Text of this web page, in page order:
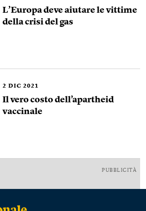
L’Europa deve aiutare le vittime
della crisi del gas
2 DIC 2021
Il vero costo dell’apartheid
vaccinale
PUBBLICITÀ